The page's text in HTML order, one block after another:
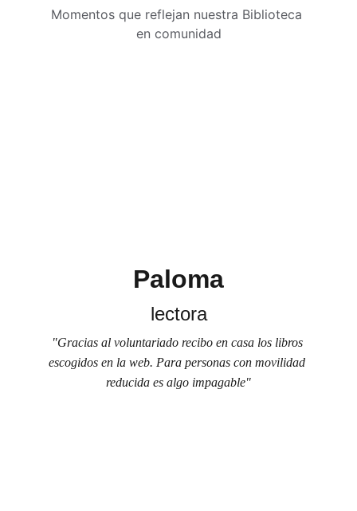
Momentos que reflejan nuestra Biblioteca
en comunidad
Paloma
lectora
"Gracias al voluntariado recibo en casa los libros
escogidos en la web. Para personas con movilidad
reducida es algo impagable"